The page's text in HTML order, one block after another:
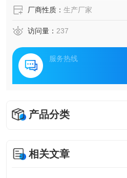
厂商性质： 生产厂家
访问量： 237
服务热线
产品分类
相关文章